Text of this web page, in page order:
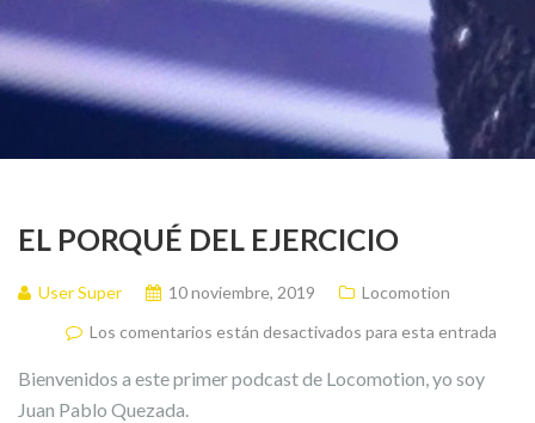
EL PORQUÉ DEL EJERCICIO
User Super 10 noviembre, 2019
Locomotion
Los comentarios están desactivados para esta entrada
Bienvenidos a este primer podcast de Locomotion, yo soy
Juan Pablo Quezada.